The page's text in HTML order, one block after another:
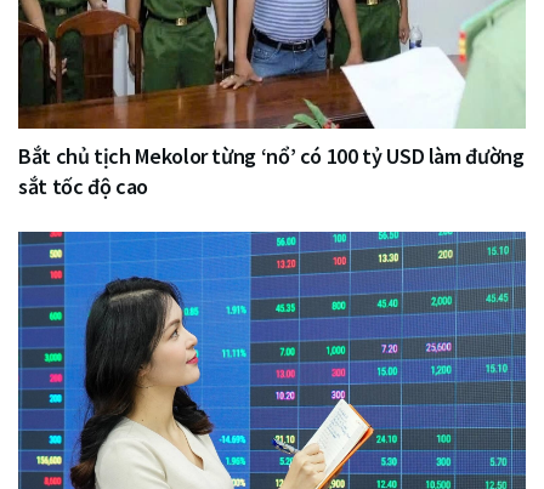
Bắt chủ tịch Mekolor từng ‘nổ’ có 100 tỷ USD làm đường
sắt tốc độ cao